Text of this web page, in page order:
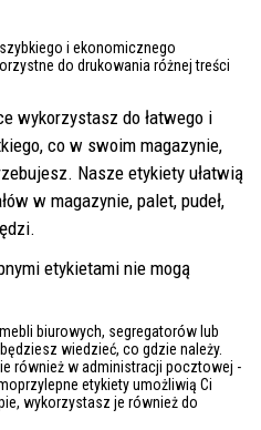
i ekonomicznego
do drukowania różnej treści
wykorzystasz do łatwego i
co w swoim magazynie,
Nasze etykiety ułatwią
w magazynie, palet, pudeł,
etykietami nie mogą
biurowych, segregatorów lub
wiedzieć, co gdzie należy.
również w administracji pocztowej -
etykiety umożliwią Ci
wykorzystasz je również do